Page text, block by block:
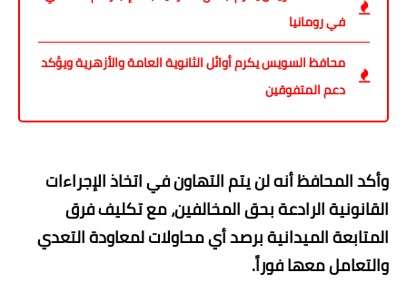
في رومانيا
محافظ السويس يكرم أوائل الثانوية العامة والأزهرية ويؤكد
دعم المتفوقين
وأكد المحافظ أنه لن يتم التهاون في اتخاذ الإجراءات
القانونية الرادعة بحق المخالفين، مع تكليف فرق
المتابعة الميدانية برصد أي محاولات لمعاودة التعدي
والتعامل معها فوراً.